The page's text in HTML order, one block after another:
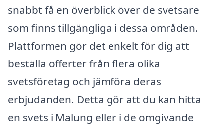
snabbt få en överblick över de svetsare
som finns tillgängliga i dessa områden.
Plattformen gör det enkelt för dig att
beställa offerter från flera olika
svetsföretag och jämföra deras
erbjudanden. Detta gör att du kan hitta
en svets i Malung eller i de omgivande